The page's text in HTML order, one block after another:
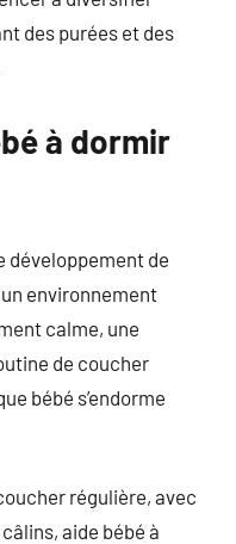
des purées et des
à dormir
développement de
environnement
calme, une
de coucher
bébé s’endorme
régulière, avec
aide bébé à